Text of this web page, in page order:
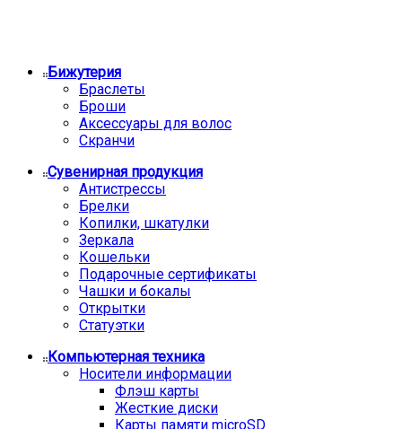
Бижутерия
Браслеты
Броши
Аксессуары для волос
Скранчи
Сувенирная продукция
Антистрессы
Брелки
Копилки, шкатулки
Зеркала
Кошельки
Подарочные сертификаты
Чашки и бокалы
Открытки
Статуэтки
Компьютерная техника
Носители информации
Флэш карты
Жесткие диски
Карты памяти microSD